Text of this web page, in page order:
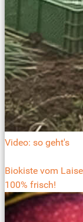
Video: so geht's
Biokiste vom
100% frisch!